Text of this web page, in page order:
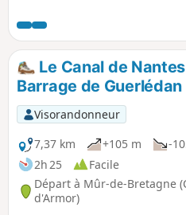
près de Locmaria. Ensuite vous
Floranges ou, avec quelques
dessous) trois monuments
Le Canal de
Barrage de
Visorandonneur
7,37 km
+105 m
-
2h 25
Facile
Départ à Mûr-de-Bretagne
d'Armor)